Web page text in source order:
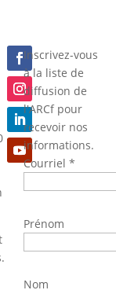
Inscrivez-vous
à la liste de
diffusion de
l'ARCf pour
recevoir nos
informations.
Courriel*
Prénom
Nom